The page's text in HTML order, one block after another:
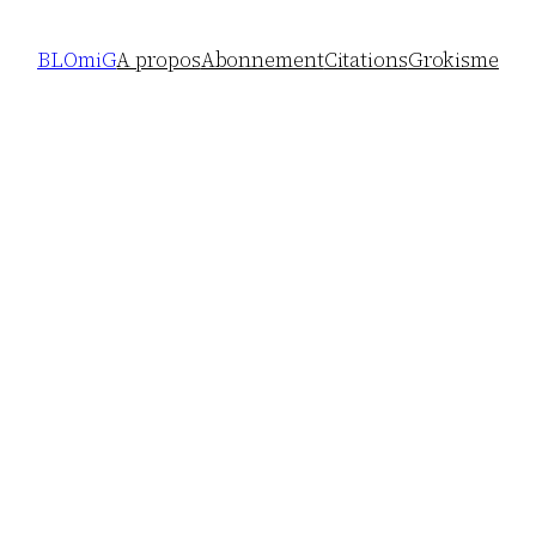
BLOmiGA proposAbonnementCitationsGrokisme